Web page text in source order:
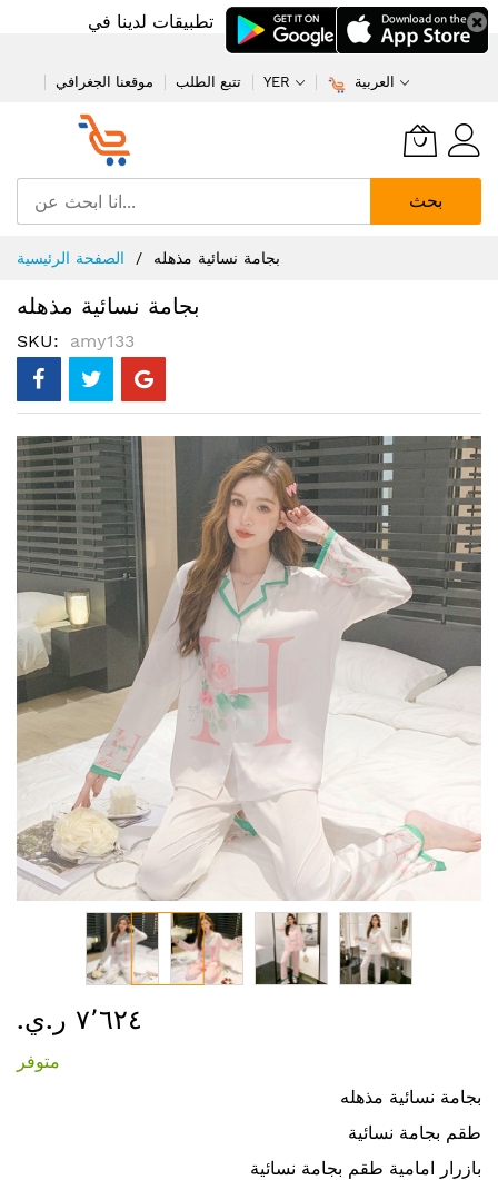
تطبيقات لدينا في
موقعنا الجغرافي تتبع الطلب YER العربية
بحث
إلى
المحتوى
الصفحة الرئيسية بجامة نسائية مذهله
بجامة نسائية مذهله
SKU amy133
انتقل
إلى
النهاية
معرض
الصور
إلى
معرض
٧٬٦٢٤ ر.ي.‏
متوفر
بجامة نسائية مذهله
طقم بجامة نسائية
بازرار امامية طقم بجامة نسائية